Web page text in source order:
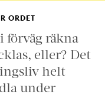
ORDET
förväg räkna
eller? Det
helt
under